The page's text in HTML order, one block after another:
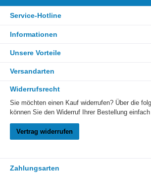
Service-Hotline
Informationen
Unsere Vorteile
Versandarten
Widerrufsrecht
Sie möchten einen Kauf widerrufen? Über die
können Sie den Widerruf Ihrer Bestellung
Vertrag widerrufen
Zahlungsarten